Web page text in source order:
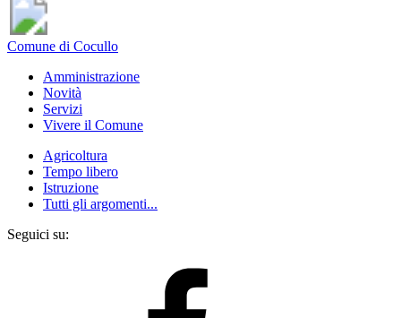
Comune di Cocullo
Amministrazione
Novità
Servizi
Vivere il Comune
Agricoltura
Tempo libero
Istruzione
Tutti gli argomenti...
Seguici su: